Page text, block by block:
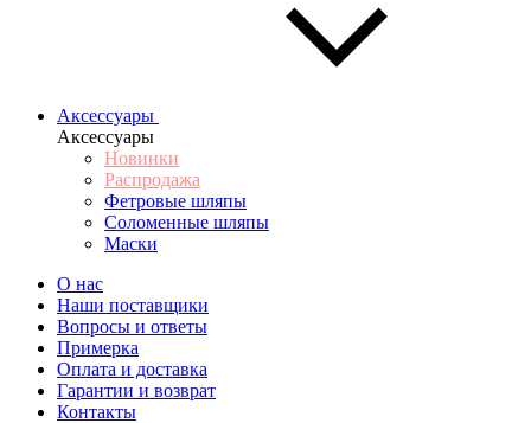
Аксессуары
Аксессуары
Новинки
Распродажа
Фетровые шляпы
Соломенные шляпы
Маски
О нас
Наши поставщики
Вопросы и ответы
Примерка
Оплата и доставка
Гарантии и возврат
Контакты